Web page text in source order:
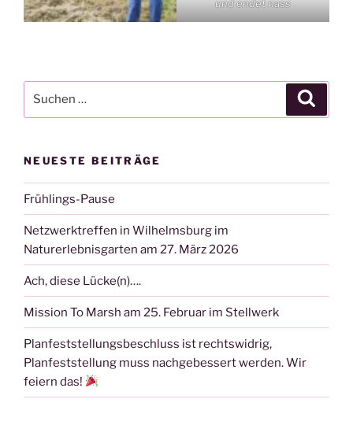
und endet nass
nach:
NEUESTE BEITRÄGE
Frühlings-Pause
Netzwerktreffen in Wilhelmsburg im
Naturerlebnisgarten am 27. März 2026
Ach, diese Lücke(n)….
Mission To Marsh am 25. Februar im Stellwerk
Planfeststellungsbeschluss ist rechtswidrig,
Planfeststellung muss nachgebessert werden. Wir
feiern das!